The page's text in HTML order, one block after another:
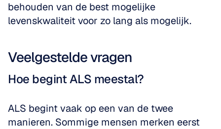
behouden van de best mogelijke
levenskwaliteit voor zo lang als mogelijk.
Veelgestelde vragen
Hoe begint ALS meestal?
ALS begint vaak op een van de twee
manieren. Sommige mensen merken eerst